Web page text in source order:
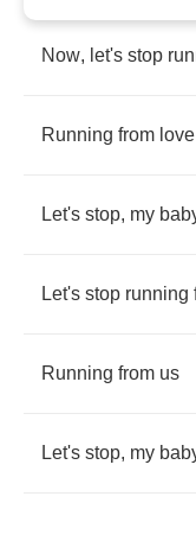
Now, let's stop
Running from love
Let's stop, my
Let's stop running
Running from us
Let's stop, my